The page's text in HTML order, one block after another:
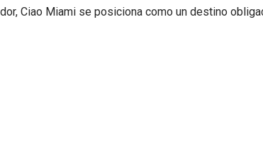
Ciao Miami se posiciona como un destino